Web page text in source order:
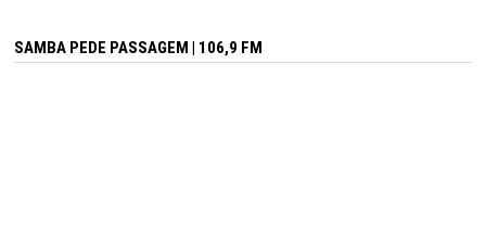
SAMBA PEDE PASSAGEM | 106,9 FM